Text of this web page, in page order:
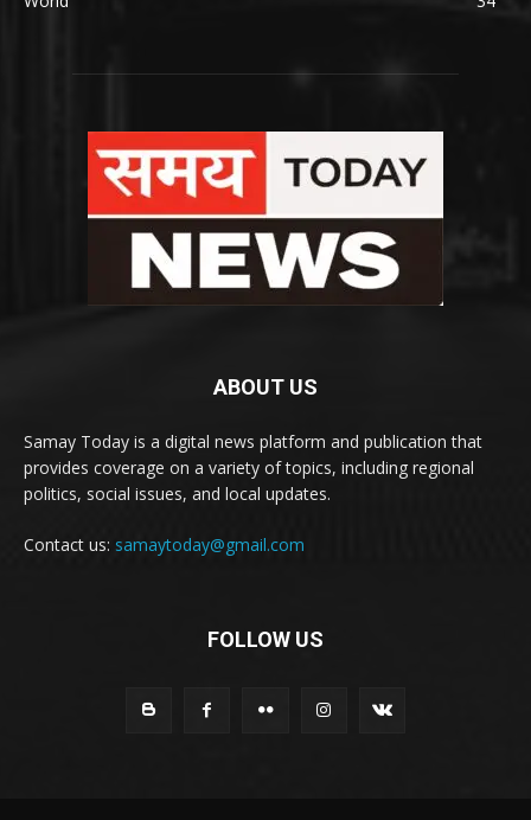
ABOUT US
Samay Today is a digital news platform and publication that
provides coverage on a variety of topics, including regional
politics, social issues, and local updates.
Contact us: samaytoday@gmail.com
FOLLOW US